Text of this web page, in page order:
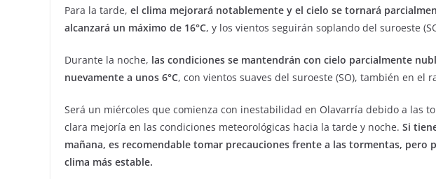
Para la tarde, el clima mejorará notablemente y el cielo se tornará
alcanzará un máximo de 16°C, y los vientos seguirán soplando del suroeste
Durante la noche, las condiciones se mantendrán con cielo parcialmente
nuevamente a unos 6°C, con vientos suaves del suroeste (SO), también en el
Será un miércoles que comienza con inestabilidad en Olavarría debido a las
clara mejoría en las condiciones meteorológicas hacia la tarde y noche. Si
mañana, es recomendable tomar precauciones frente a las tormentas,
clima más estable.